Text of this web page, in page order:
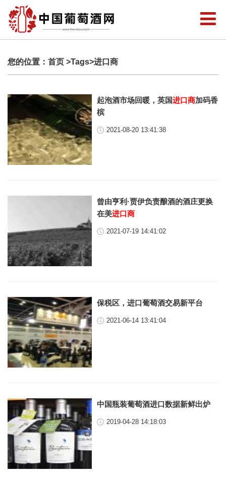
您的位置： 首页 >Tags>进口商
起泡酒市场回暖，英国进口商加码香
槟
2021-08-20 13:41:38
曾由亨利·贾伊负责酿酒的酒庄更换
在美进口商
2021-07-19 14:41:02
保税区，进口葡萄酒交易新平台
2021-06-14 13:41:04
中国瓶装葡萄酒进口数据新鲜出炉
2019-04-28 14:18:03